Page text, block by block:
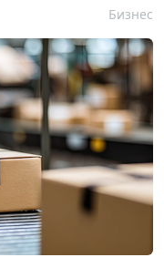
Бизнес